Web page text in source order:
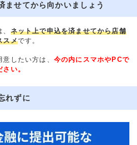
ませてから向かいましょう
ネット上で申込を済ませてから店舗
スメです。
したい方は、 今の内にスマホやPCで
い。
れずに